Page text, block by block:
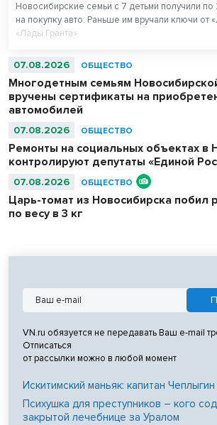
Новосибирские семьи с 7 детьми получили по
на покупку авто. Раньше им вручали ключи от
«Лады Гранта».
07.08.2026 ОБЩЕСТВО
Многодетным семьям
вручены сертификаты на
автомобилей
07.08.2026 ОБЩЕСТВО
Ремонты на социальных объектах в
контролируют депутаты «Единой
07.08.2026 ОБЩЕСТВО
Царь-томат из Новосибирска побил
по весу в 3 кг
VN.ru обязуется не передавать Ваш e-mail
Отписаться
от рассылки можно в любой момент
Искитимский маньяк: капитан
Психушка для преступников – кого
закрытой лечебнице за Уралом